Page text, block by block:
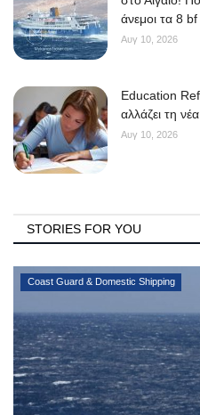
άνεμοι τα 8
Αυγ 10, 2026
Education
αλλάζει τη
Αυγ 10, 2026
STORIES FOR YOU
Coast Guard & Domestic Shipping